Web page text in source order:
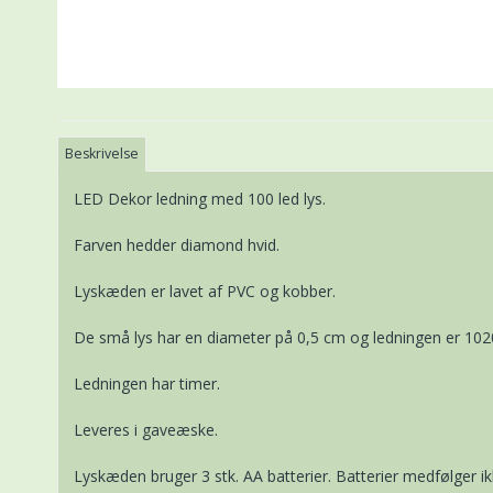
Beskrivelse
LED Dekor ledning med 100 led lys.
Farven hedder diamond hvid.
Lyskæden er lavet af PVC og kobber.
De små lys har en diameter på 0,5 cm og ledningen er
Ledningen har timer.
Leveres i gaveæske.
Lyskæden bruger 3 stk. AA batterier. Batterier medfølger